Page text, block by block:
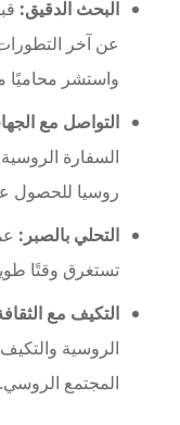
البحث الدقيق:
عن آخر
واستشر
التواصل مع
السفارة
روسيا للحصول
التحلي بالصبر:
تستغرق وقتًا
التكيف مع
الروسية
المجتمع الروسي.